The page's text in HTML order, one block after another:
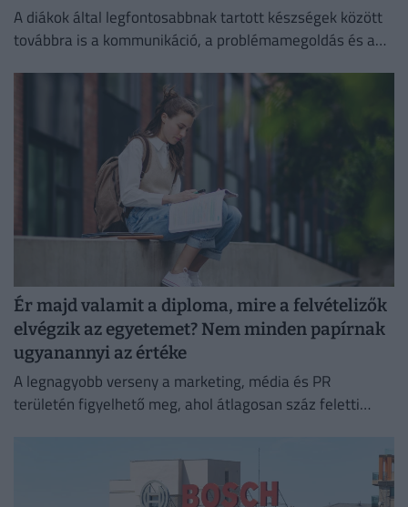
A diákok által legfontosabbnak tartott készségek között
továbbra is a kommunikáció, a problémamegoldás és a
Ér majd valamit a diploma, mire a felvételizők
elvégzik az egyetemet? Nem minden papírnak
ugyanannyi az értéke
A legnagyobb verseny a marketing, média és PR
területén figyelhető meg, ahol átlagosan száz feletti